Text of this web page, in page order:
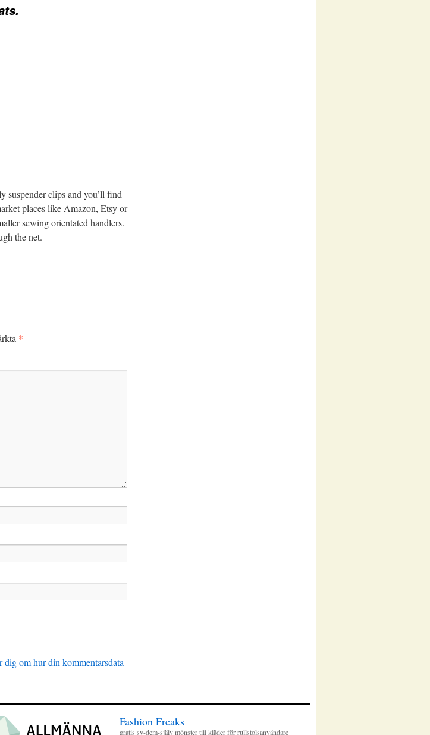
suspender clips and you’ll find
places like Amazon, Etsy or
sewing orientated handlers.
the net.
*
dig om hur din kommentarsdata
Fashion Freaks
gratis sy-dem-själv mönster till kläder för rullstolsanvändare